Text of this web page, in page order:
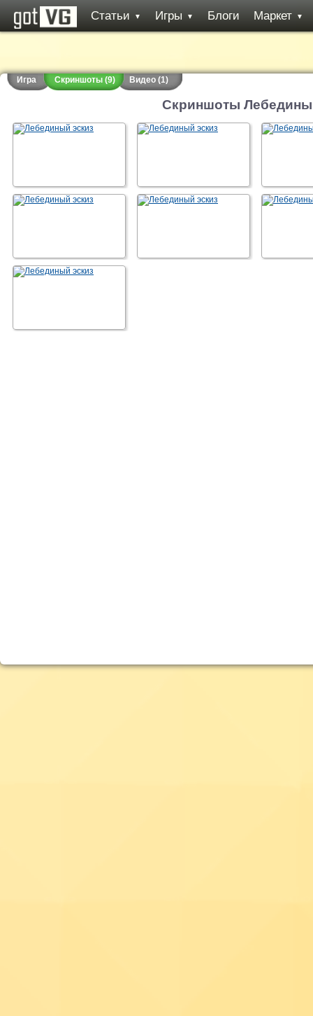
Статьи ▼ Игры ▼ Блоги Маркет ▼
Игра Скриншоты (9) Видео (1)
Скриншоты